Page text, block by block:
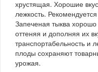
хрустящая. Хорошие
лежкость.
Запеченая тыква
оттеняя и дополняя их
транспортабельность и
плоды сохраняют
урожая.